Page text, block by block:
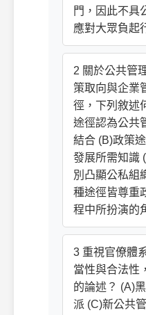
門，因此不具
應對大眾負起
2 關於公共管
策取向與企業
徑，下列敘述
途徑認為公共
結合 (B)政策
發展所需知識
別凸顯公私組
種途徑皆尊重
程中所扮演的
3 重視官僚體
當性與合法性
的論述？ (A)
派 (C)新公共